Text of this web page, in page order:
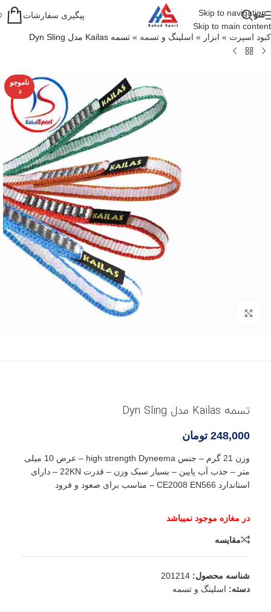
Skip to navigation
Skip to main content
منو پیگیری سفارشات
کبود اسپرت » ابزار » اسلینگ و تسمه » تسمه Kailas مدل Dyn Sling
ناموجو
د
تسمه Kailas مدل Dyn Sling
248,000 تومان
وزن 21 گرم – جنس high strength Dyneema – عرض 10 میلی
متر – جذب آب پایین – بسیار سبک وزن – قدرت 22KN – دارای
استاندارد CE2008 EN566 – مناسب برای صعود و فرود
مقایسه
شناسه محصول: 201214
دسته: اسلینگ و تسمه